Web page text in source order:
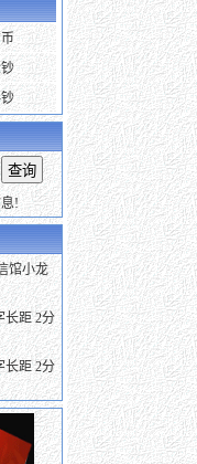
!
馆小龙
长距 2分
长距 2分